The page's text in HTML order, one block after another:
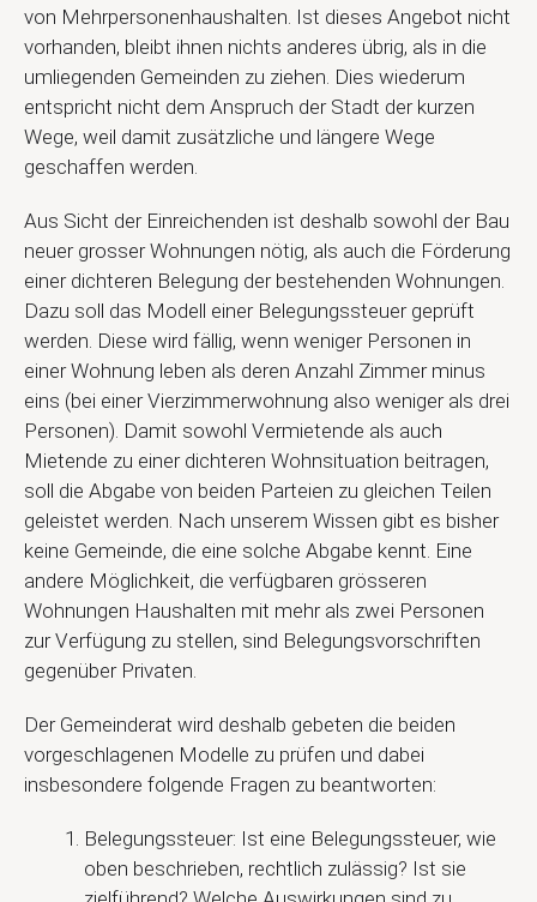
von Mehrpersonenhaushalten. Ist dieses Angebot nicht
vorhanden, bleibt ihnen nichts anderes übrig, als in die
umliegenden Gemeinden zu ziehen. Dies wiederum
entspricht nicht dem Anspruch der Stadt der kurzen
Wege, weil damit zusätzliche und längere Wege
geschaffen werden.
Aus Sicht der Einreichenden ist deshalb sowohl der Bau
neuer grosser Wohnungen nötig, als auch die Förderung
einer dichteren Belegung der bestehenden Wohnungen.
Dazu soll das Modell einer Belegungssteuer geprüft
werden. Diese wird fällig, wenn weniger Personen in
einer Wohnung leben als deren Anzahl Zimmer minus
eins (bei einer Vierzimmerwohnung also weniger als drei
Personen). Damit sowohl Vermietende als auch
Mietende zu einer dichteren Wohnsituation beitragen,
soll die Abgabe von beiden Parteien zu gleichen Teilen
geleistet werden. Nach unserem Wissen gibt es bisher
keine Gemeinde, die eine solche Abgabe kennt. Eine
andere Möglichkeit, die verfügbaren grösseren
Wohnungen Haushalten mit mehr als zwei Personen
zur Verfügung zu stellen, sind Belegungsvorschriften
gegenüber Privaten.
Der Gemeinderat wird deshalb gebeten die beiden
vorgeschlagenen Modelle zu prüfen und dabei
insbesondere folgende Fragen zu beantworten:
Belegungssteuer: Ist eine Belegungssteuer, wie
oben beschrieben, rechtlich zulässig? Ist sie